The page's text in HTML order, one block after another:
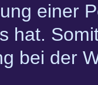
einer
hat.
bei der